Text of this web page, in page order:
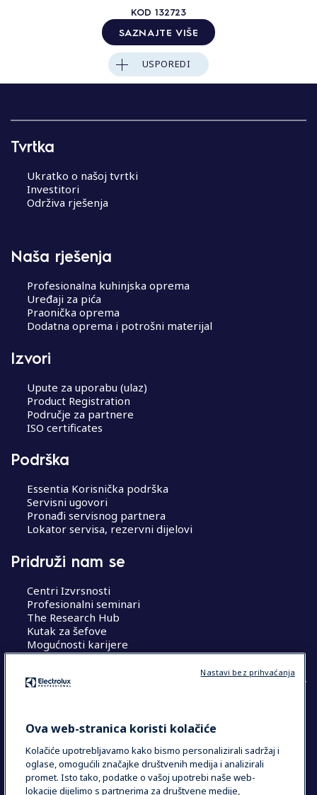
KOD 132723
SAZNAJTE VIŠE
USPOREDI
Tvrtka
Ukratko o našoj tvrtki
Investitori
Održiva rješenja
Naša rješenja
Profesionalna kuhinjska oprema
Uređaji za pića
Praonička oprema
Dodatna oprema i potrošni materijal
Izvori
Upute za uporabu (ulaz)
Product Registration
Područje za partnere
ISO certificates
Podrška
Essentia Korisnička podrška
Servisni ugovori
Pronađi servisnog partnera
Lokator servisa, rezervni dijelovi
Pridruži nam se
Centri Izvrsnosti
Profesionalni seminari
The Research Hub
Kutak za šefove
Mogućnosti karijere
COUNTRY AND LANGUAGE
Ova web-stranica koristi kolačiće
Kolačiće upotrebljavamo kako bismo personalizirali sadržaj i
oglase, omogućili značajke društvenih medija i analizirali
promet. Isto tako, podatke o vašoj upotrebi naše web-
lokacije dijelimo s partnerima za društvene medije,
Nastavi bez prihvaćanja